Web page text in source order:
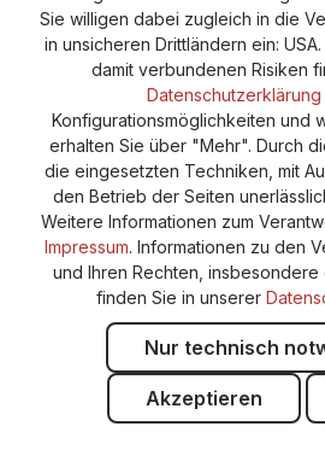
Sie willigen dabei zugleich in die
in unsicheren Drittländern ein:
damit verbundenen Risiken
Datenschutzerklärung
Konfigurationsmöglichkeiten und
erhalten Sie über "Mehr". Durch
die eingesetzten Techniken, mit
den Betrieb der Seiten
Weitere Informationen zum
Impressum. Informationen zu den
und Ihren Rechten, insbesondere
finden Sie in unserer
Nur technisch
Akzeptieren